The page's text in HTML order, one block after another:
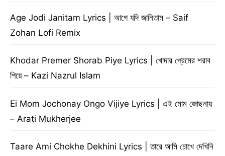
Age Jodi Janitam Lyrics | আগে যদি জানিতাম – Saif
Zohan Lofi Remix
Khodar Premer Shorab Piye Lyrics | খোদার প্রেমের শরাব
পিয়ে – Kazi Nazrul Islam
Ei Mom Jochonay Ongo Vijiye Lyrics | এই মোম জোছনায়
– Arati Mukherjee
Taare Ami Chokhe Dekhini Lyrics | তারে আমি চোখে দেখিনি